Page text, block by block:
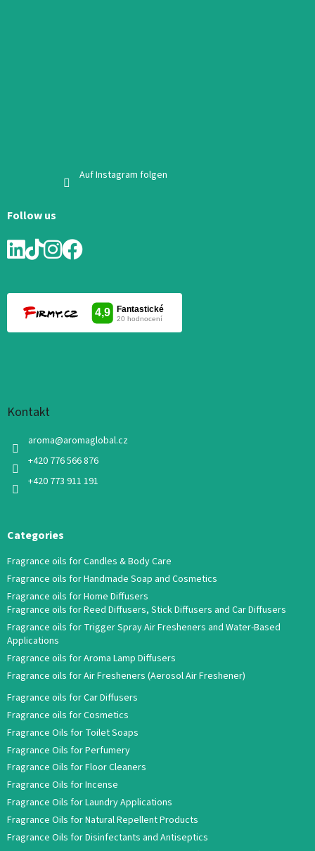
Auf Instagram folgen
Follow us
Kontakt
aroma@aromaglobal.cz
+420 776 566 876
+420 773 911 191
Categories
Fragrance oils for Candles & Body Care
Fragrance oils for Handmade Soap and Cosmetics
Fragrance oils for Home Diffusers
Fragrance oils for Reed Diffusers, Stick Diffusers and Car Diffusers
Fragrance oils for Trigger Spray Air Fresheners and Water-Based
Applications
Fragrance oils for Aroma Lamp Diffusers
Fragrance oils for Air Fresheners (Aerosol Air Freshener)
Fragrance oils for Car Diffusers
Fragrance oils for Cosmetics
Fragrance Oils for Toilet Soaps
Fragrance Oils for Perfumery
Fragrance Oils for Floor Cleaners
Fragrance Oils for Incense
Fragrance Oils for Laundry Applications
Fragrance Oils for Natural Repellent Products
Fragrance Oils for Disinfectants and Antiseptics